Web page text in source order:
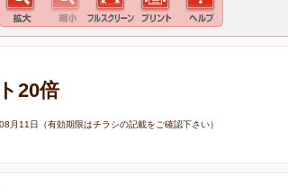
20倍
11日（有効期限はチラシの記載をご確認下さい）